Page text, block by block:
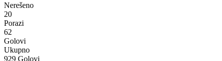
Nerešeno
20
Porazi
62
Golovi
Ukupno
929 Golovi